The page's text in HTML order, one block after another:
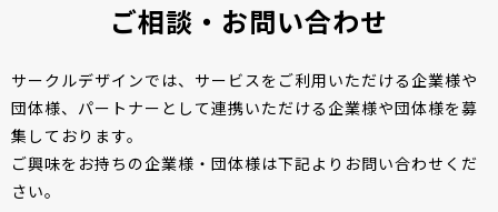
ご相談・お問い合わせ
サークルデザインでは、サービスをご利用いただける企業様や
団体様、パートナーとして連携いただける企業様や団体様を募
集しております。
ご興味をお持ちの企業様・団体様は下記よりお問い合わせくだ
さい。